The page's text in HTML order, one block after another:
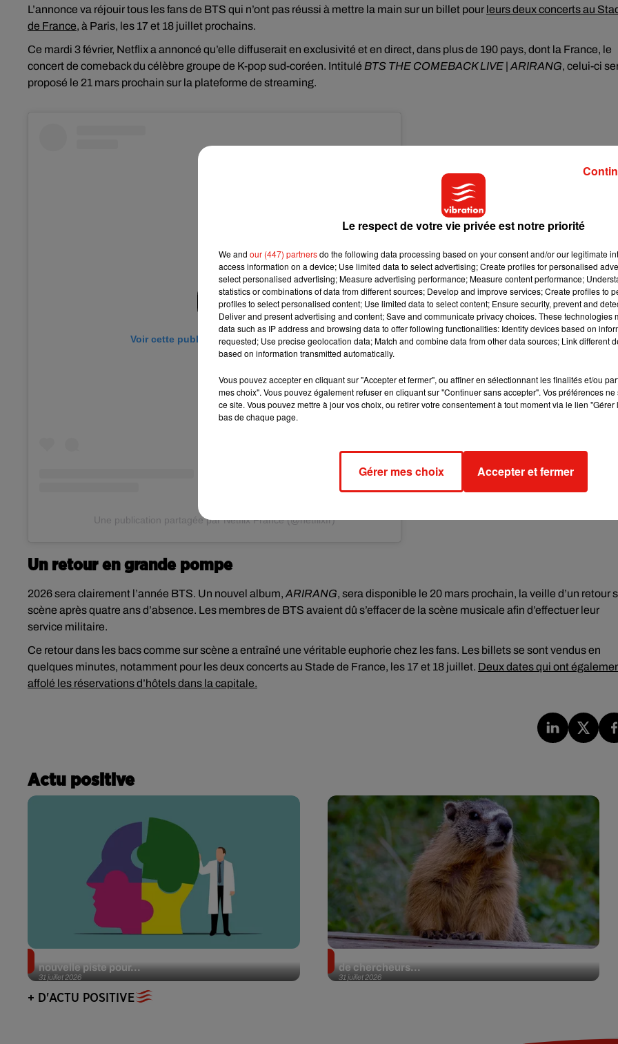
L’annonce va réjouir tous les fans de BTS qui n’ont pas réussi à mettre la main sur un billet pour leurs deux concerts au
de France, à Paris, les 17 et 18 juillet prochains.
Ce mardi 3 février, Netflix a annoncé qu’elle diffuserait en exclusivité et en direct, dans plus de 190 pays, dont la France, le
concert de comeback du célèbre groupe de K-pop sud-coréen. Intitulé BTS THE COMEBACK LIVE | ARIRANG, celui-ci
proposé le 21 mars prochain sur la plateforme de streaming.
Voir cette publication sur Instagram
Une publication partagée par Netflix France (@netflixfr)
Un retour en grande pompe
2026 sera clairement l’année BTS. Un nouvel album, ARIRANG, sera disponible le 20 mars prochain, la veille d’un retour
scène après quatre ans d’absence. Les membres de BTS avaient dû s’effacer de la scène musicale afin d’effectuer leur
service militaire.
Ce retour dans les bacs comme sur scène a entraîné une véritable euphorie chez les fans. Les billets se sont vendus en
quelques minutes, notamment pour les deux concerts au Stade de France, les 17 et 18 juillet. Deux dates qui ont
affolé les réservations d’hôtels dans la capitale.
Actu positive
31 juillet 2026
nouvelle piste pour...
31 juillet 2026
de chercheurs...
+ D'ACTU POSITIVE
Le respect de votre vie privée est notre priorité
We and our (447) partnersdo the following data processing based on your consent and/or our legitimate
access information on a device; Use limited data to select advertising; Create profiles for personalised
select personalised advertising; Measure advertising performance; Measure content performance;
statistics or combinations of data from different sources; Develop and improve services; Create profiles to
profiles to select personalised content; Use limited data to select content; Ensure security, prevent and
Deliver and present advertising and content; Save and communicate privacy choices. These technologies
data such as IP address and browsing data to offer following functionalities: Identify devices based on
requested; Use precise geolocation data; Match and combine data from other data sources; Link different
based on information transmitted automatically.
Vous pouvez accepter en cliquant sur "Accepter et fermer", ou affiner en sélectionnant les finalités et/ou
mes choix". Vous pouvez également refuser en cliquant sur "Continuer sans accepter". Vos préférences
ce site. Vous pouvez mettre à jour vos choix, ou retirer votre consentement à tout moment via le lien
bas de chaque page.
Gérer mes choix Accepter et fermer